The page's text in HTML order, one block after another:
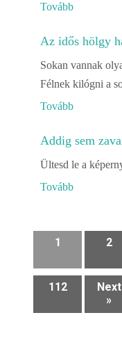
Tovább
Az idős hölgy
Sokan vannak
Félnek kilógni a
Tovább
Addig sem
Ültesd le a
Tovább
1 2
112
Next
»